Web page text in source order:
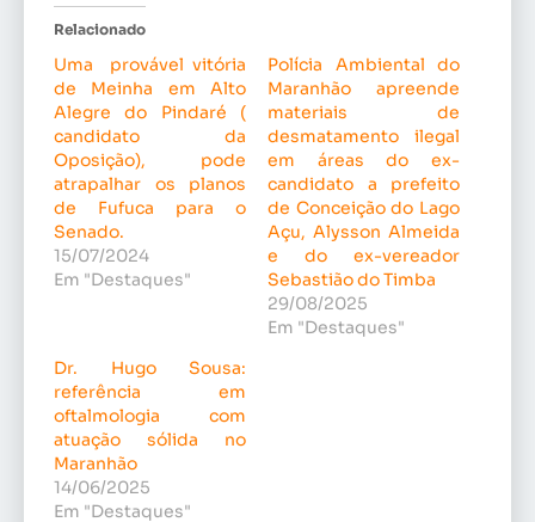
Relacionado
Uma provável vitória
de Meinha em Alto
Alegre do Pindaré (
candidato da
Oposição), pode
atrapalhar os planos
de Fufuca para o
Senado.
15/07/2024
Em "Destaques"
Polícia Ambiental do
Maranhão apreende
materiais de
desmatamento ilegal
em áreas do ex-
candidato a prefeito
de Conceição do Lago
Açu, Alysson Almeida
e do ex-vereador
Sebastião do Timba
29/08/2025
Em "Destaques"
Dr. Hugo Sousa:
referência em
oftalmologia com
atuação sólida no
Maranhão
14/06/2025
Em "Destaques"